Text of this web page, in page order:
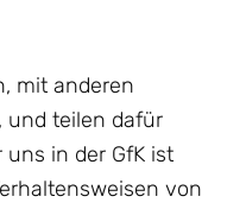
mit anderen
und teilen dafür
uns in der GfK ist
von